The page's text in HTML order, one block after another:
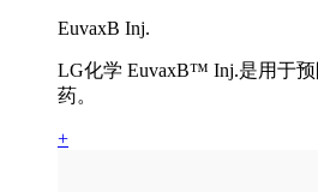
EuvaxB Inj.
LG化学 EuvaxB™ Inj.是用于
药。
+